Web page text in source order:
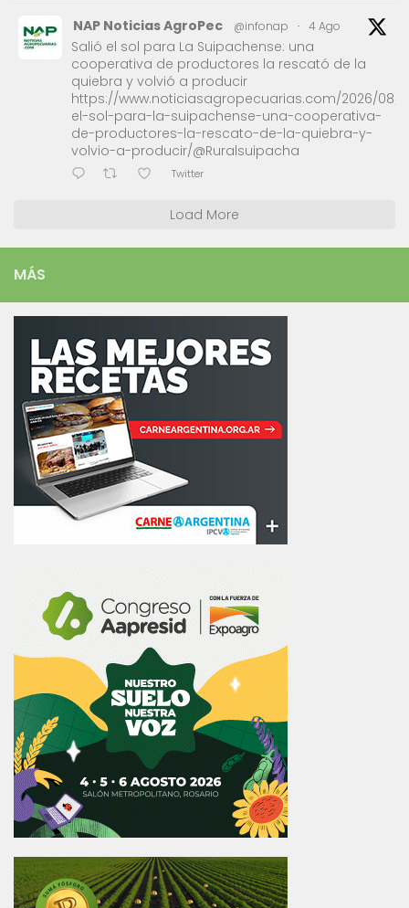
NAP Noticias AgroPec @infonap · 4 Ago
Salió el sol para La Suipachense: una
cooperativa de productores la rescató de la
quiebra y volvió a producir
https://www.noticiasagropecuarias.com/2026/08/
el-sol-para-la-suipachense-una-cooperativa-
de-productores-la-rescato-de-la-quiebra-y-
volvio-a-producir/@Ruralsuipacha
Twitter
Load More
MÁS